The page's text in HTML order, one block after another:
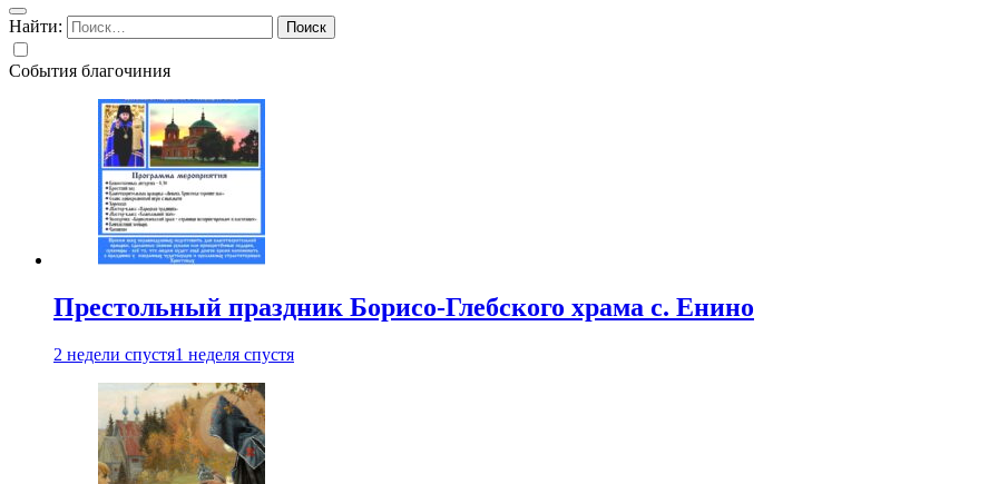
Найти:
События благочиния
Престольный праздник Борисо-Глебского храма с. Енино
2 недели спустя1 неделя спустя